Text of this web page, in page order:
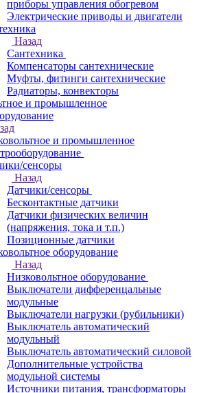
приборы управления обогревом
Электрические приводы и двигатели
Назад
Сантехника
Компенсаторы сантехнические
Муфты, фитинги сантехнические
Радиаторы, конвекторы
и промышленное
и промышленное
сенсоры
Назад
Датчики/сенсоры
Бесконтактные датчики
Датчики физических величин
(напряжения, тока и т.п.)
Позиционные датчики
оборудование
Назад
Низковольтное оборудование
Выключатели дифференцальные
модульные
Выключатели нагрузки (рубильники)
Выключатель автоматический
модульный
Выключатель автоматический силовой
Дополнительные устройства
модульной системы
Источники питания, трансформаторы